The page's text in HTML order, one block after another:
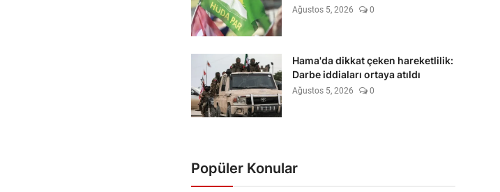
Ağustos 5, 2026 0
Hama'da dikkat çeken hareketlilik:
Darbe iddiaları ortaya atıldı
Ağustos 5, 2026 0
Popüler Konular